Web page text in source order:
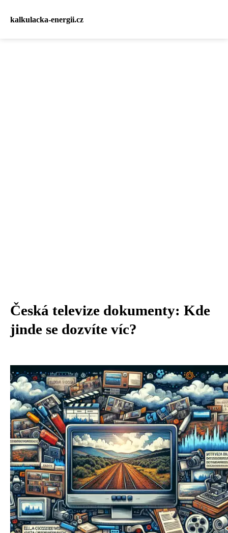
kalkulacka-energii.cz
Česká televize dokumenty: Kde
jinde se dozvíte víc?